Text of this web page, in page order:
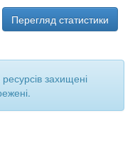
Перегляд статистики
захищені